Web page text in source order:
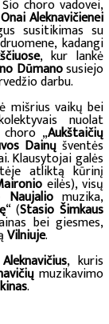
choro vadovei,
Onai Aleknavičienei
susitikimas su
kadangi
, kur lankė
Dūmanosusiejo
darbu.
mišrius vaikų bei
nuolat
choro „Aukštaičių
Dainųšventės
Klausytojai galės
atliktą kūrinį
eilės), visų
Naujaliomuzika,
“ (Stasio Šimkaus
bei giesmes,
Vilniuje.
, kuris
muzikavimo
.